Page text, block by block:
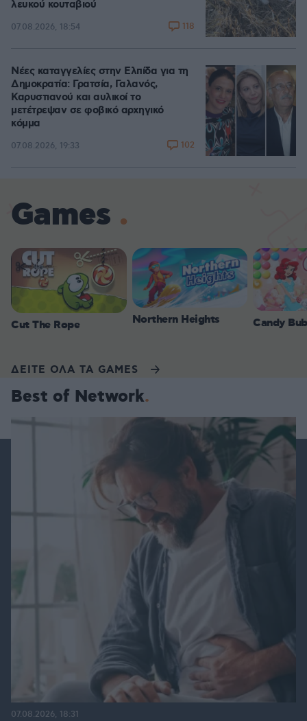
λευκού κουταβιού
07.08.2026, 18:54 118
Νέες καταγγελίες στην Ελπίδα για τη
Δημοκρατία: Γρατσία, Γαλανός,
Καρυστιανού και αυλικοί το
μετέτρεψαν σε φοβικό αρχηγικό
κόμμα
07.08.2026, 19:33 102
Games
Cut The Rope Northern Heights Candy
ΔΕΙΤΕ ΟΛΑ ΤΑ GAMES
Best of Network
07.08.2026, 18:31